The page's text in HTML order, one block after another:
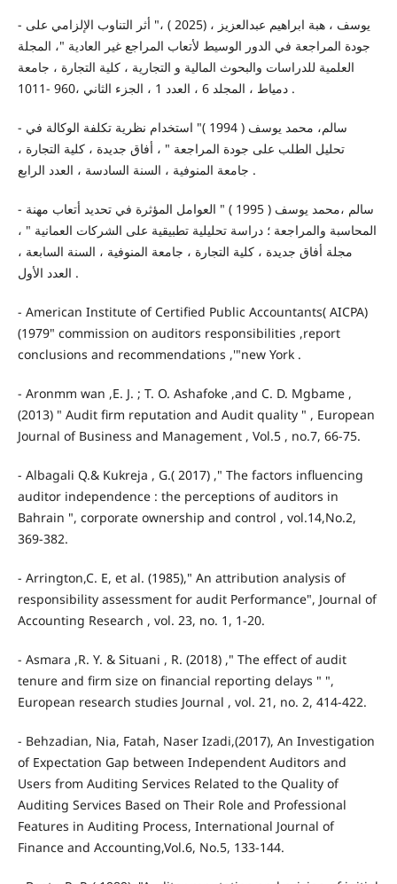
- يوسف ، هبة ابراهيم عبدالعزيز ، (2025 ) ،" أثر التناوب الإلزامي على
جودة المراجعة في الدور الوسيط لأتعاب المراجع غير العادية "، المجلة
العلمية للدراسات والبحوث المالية و التجارية ، كلية التجارة ، جامعة
دمياط ، المجلد 6 ، العدد 1 ، الجزء الثاني ،960 -1011 .
- سالم، محمد يوسف ( 1994 )" استخدام نظرية تكلفة الوكالة في
تحليل الطلب على جودة المراجعة " ، أفاق جديدة ، كلية التجارة ،
جامعة المنوفية ، السنة السادسة ، العدد الرابع .
- سالم ،محمد يوسف ( 1995 ) " العوامل المؤثرة في تحديد أتعاب مهنة
المحاسبة والمراجعة ؛ دراسة تحليلية تطبيقية على الشركات العمانية " ،
مجلة أفاق جديدة ، كلية التجارة ، جامعة المنوفية ، السنة السابعة ،
العدد الأول .
- American Institute of Certified Public Accountants( AICPA)
(1979" commission on auditors responsibilities ,report
conclusions and recommendations ,'"new York .
- Aronmm wan ,E. J. ; T. O. Ashafoke ,and C. D. Mgbame ,
(2013) " Audit firm reputation and Audit quality " , European
Journal of Business and Management , Vol.5 , no.7, 66-75.
- Albagali Q.& Kukreja , G.( 2017) ," The factors influencing
auditor independence : the perceptions of auditors in
Bahrain ", corporate ownership and control , vol.14,No.2,
369-382.
- Arrington,C. E, et al. (1985)," An attribution analysis of
responsibility assessment for audit Performance", Journal of
Accounting Research , vol. 23, no. 1, 1-20.
- Asmara ,R. Y. & Situani , R. (2018) ," The effect of audit
tenure and firm size on financial reporting delays " ",
European research studies Journal , vol. 21, no. 2, 414-422.
- Behzadian, Nia, Fatah, Naser Izadi,(2017), An Investigation
of Expectation Gap between Independent Auditors and
Users from Auditing Services Related to the Quality of
Auditing Services Based on Their Role and Professional
Features in Auditing Process, International Journal of
Finance and Accounting,Vol.6, No.5, 133-144.